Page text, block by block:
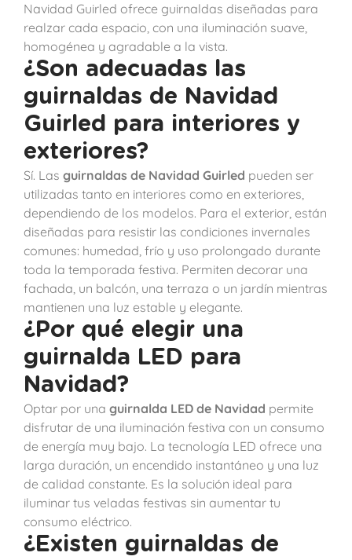
Navidad Guirled ofrece guirnaldas diseñadas para
realzar cada espacio, con una iluminación suave,
homogénea y agradable a la vista.
¿Son adecuadas las
guirnaldas de Navidad
Guirled para interiores y
exteriores?
Sí. Las guirnaldas de Navidad Guirled pueden ser
utilizadas tanto en interiores como en exteriores,
dependiendo de los modelos. Para el exterior, están
diseñadas para resistir las condiciones invernales
comunes: humedad, frío y uso prolongado durante
toda la temporada festiva. Permiten decorar una
fachada, un balcón, una terraza o un jardín mientras
mantienen una luz estable y elegante.
¿Por qué elegir una
guirnalda LED para
Navidad?
Optar por una guirnalda LED de Navidad permite
disfrutar de una iluminación festiva con un consumo
de energía muy bajo. La tecnología LED ofrece una
larga duración, un encendido instantáneo y una luz
de calidad constante. Es la solución ideal para
iluminar tus veladas festivas sin aumentar tu
consumo eléctrico.
¿Existen guirnaldas de